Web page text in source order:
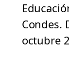
Condes.
octubre